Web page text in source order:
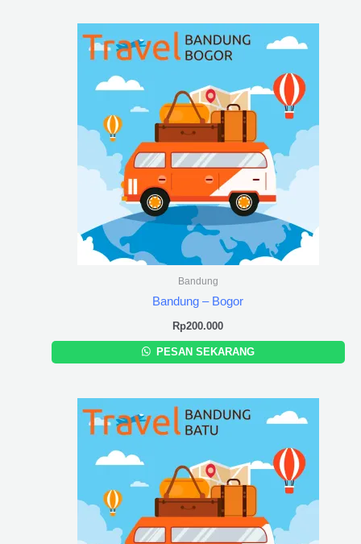
Bandung
Bandung – Bogor
Rp200.000
PESAN SEKARANG